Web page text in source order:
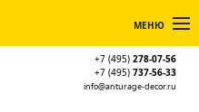
МЕНЮ
+7 (495) 278-07-56
+7 (495) 737-56-33
info@anturage-decor.ru